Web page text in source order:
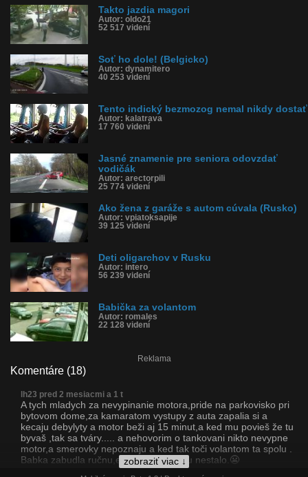
Takto jazdia magori
Autor: oldo21
52 517 videní
Soť ho dole! (Belgicko)
Autor: dynamitero
40 253 videní
Tento indický bezmozog nemal nikdy dostať
Autor: kalatrava
17 760 videní
Jasné znamenie pre seniora odovzdať
vodičák
Autor: arectorpili
25 774 videní
Ako žena z garáže s autom cúvala (Rusko)
Autor: vpiatoksapije
39 125 videní
Deti oligarchov v Rusku
Autor: intero
56 239 videní
Babička za volantom
Autor: romales
22 128 videní
Reklama
Komentáre (18)
zobraziť viac ↓
lh23 pred 2 mesiacmi a 1 t
A tych mladych za nevypinanie motora,pride na parkovisko pri
bytovom dome,za kamaratom vystupy z auta zapalia si a
kecaju debylyty a motor beži aj 15 minut,a ked mu povieš že tu
byvaš ,tak sa tváry..... a nehovorim o tankovani nikto nevypne
motor,a smerovky nepoznaju a ked tak toči volantom ta spolu .
Babka zabudla ručnu,ešte sa to nikomu nestalo.😬